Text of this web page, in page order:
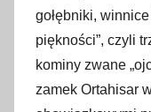
gołębniki,
piękności”, czyli
kominy zwane
zamek Ortahisar